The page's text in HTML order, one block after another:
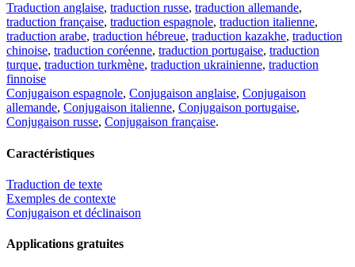
Traduction anglaise, traduction russe, traduction allemande,
traduction française, traduction espagnole, traduction italienne,
traduction arabe, traduction hébreue, traduction kazakhe, traduction
chinoise, traduction coréenne, traduction portugaise, traduction
turque, traduction turkmène, traduction ukrainienne, traduction
finnoise
Conjugaison espagnole, Conjugaison anglaise, Conjugaison
allemande, Conjugaison italienne, Conjugaison portugaise,
Conjugaison russe, Conjugaison française.
Caractéristiques
Traduction de texte
Exemples de contexte
Conjugaison et déclinaison
Applications gratuites